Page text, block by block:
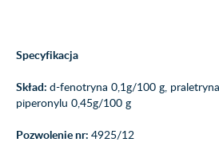
Specyfikacja
Skład: d-fenotryna 0,1g/100 g,
piperonylu 0,45g/100 g
Pozwolenie nr: 4925/12